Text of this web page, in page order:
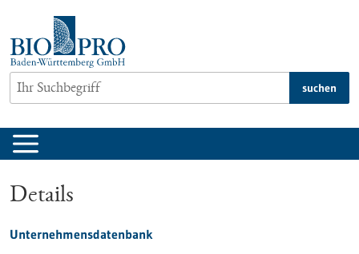
springen
suchen
Details
Unternehmensdatenbank